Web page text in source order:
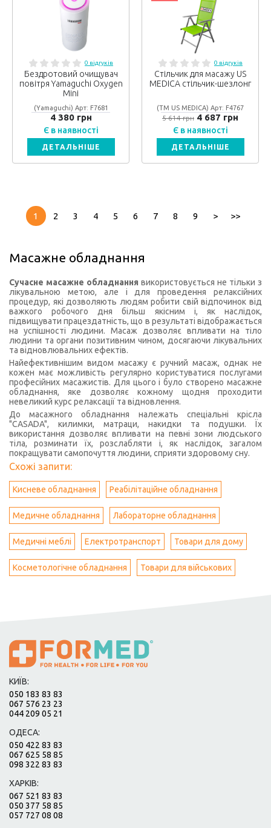
0 відгуків
Бездротовий очищувач
повітря Yamaguchi Oxygen
Mini
(Yamaguchi) Арт: F7681
4 380 грн
Є в наявності
ДЕТАЛЬНІШЕ
0 відгуків
Стільчик для масажу US
MEDICA стільчик-шезлонг
(ТМ US MEDICA) Арт: F4767
5 614 грн 4 687 грн
Є в наявності
ДЕТАЛЬНІШЕ
1 2 3 4 5 6 7 8 9 > >>
Масажне обладнання
Сучасне масажне обладнання використовується не тільки з
лікувальною метою, але і для проведення релаксійних
процедур, які дозволяють людям робити свій відпочинок від
важкого робочого дня більш якісним і, як наслідок,
підвищувати працездатність, що в результаті відображається
на успішності людини. Масаж дозволяє впливати на тіло
людини та органи позитивним чином, досягаючи лікувальних
та відновлювальних ефектів.
Найефективнішим видом масажу є ручний масаж, однак не
кожен має можливість регулярно користуватися послугами
професійних масажистів. Для цього і було створено масажне
обладнання, яке дозволяє кожному щодня проходити
невеликий курс релаксації та відновлення.
До масажного обладнання належать спеціальні крісла
"CASADA", килимки, матраци, накидки та подушки. Їх
використання дозволяє впливати на певні зони людського
тіла, розминати їх, розслабляти і, як наслідок, загалом
покращувати самопочуття людини, сприяти здоровому сну.
Схожі запити:
Кисневе обладнання Реабілітаційне обладнання
Медичне обладнання Лабораторне обладнання
Медичні меблі Електротранспорт Товари для дому
Косметологічне обладнання Товари для військових
КИЇВ:
050 183 83 83
067 576 23 23
044 209 05 21
ОДЕСА:
050 422 83 83
067 625 58 85
098 322 83 83
ХАРКІВ:
067 521 83 83
050 377 58 85
057 727 08 08